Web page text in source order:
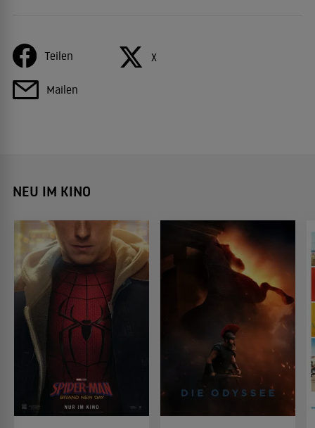
Teilen X
Mailen
NEU IM KINO